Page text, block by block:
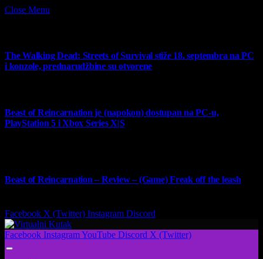
Close Menu
The Walking Dead: Streets of Survival stiže 18. septembra na PC
i konzole, prednarudžbine su otvorene
Beast of Reincarnation je (napokon) dostupan na PC-u,
PlayStation 5 i Xbox Series X|S
Beast of Reincarnation – Review – (Game) Freak off the leash
Facebook X (Twitter) Instagram Discord
Facebook InstagramYouTube Discord X (Twitter)